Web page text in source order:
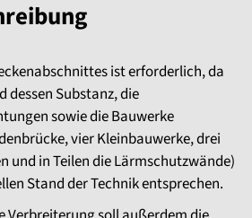
ist erforderlich, da
dessen Substanz, die
sowie die Bauwerke
vier Kleinbauwerke, drei
und in Teilen die Lärmschutzwände)
Stand der Technik entsprechen.